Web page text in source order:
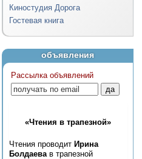
Киностудия Дорога
Гостевая книга
объявления
Рассылка объявлений
«Чтения в трапезной»
Чтения проводит Ирина
Болдаева в трапезной